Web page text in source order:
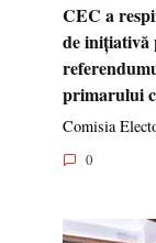
CEC a
de inițiativă
primarului
Comisia
0